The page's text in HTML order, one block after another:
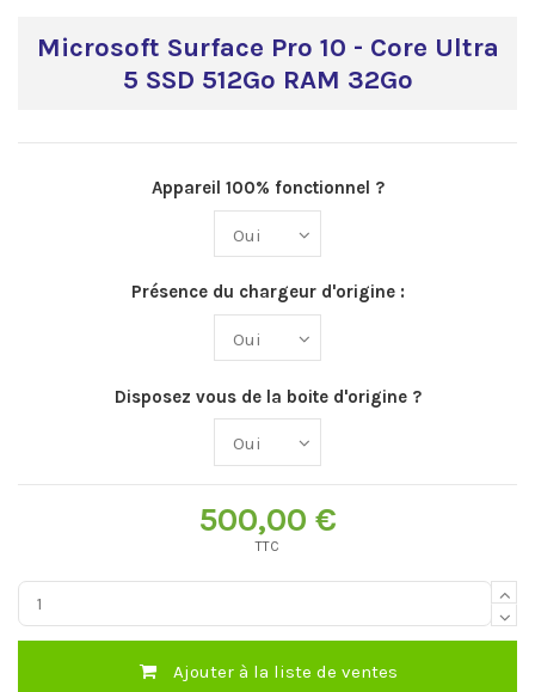
Microsoft Surface Pro 10 - Core Ultra
5 SSD 512Go RAM 32Go
Appareil 100% fonctionnel ?
Présence du chargeur d'origine :
Disposez vous de la boite d'origine ?
500,00 €
TTC
Ajouter à la liste de ventes